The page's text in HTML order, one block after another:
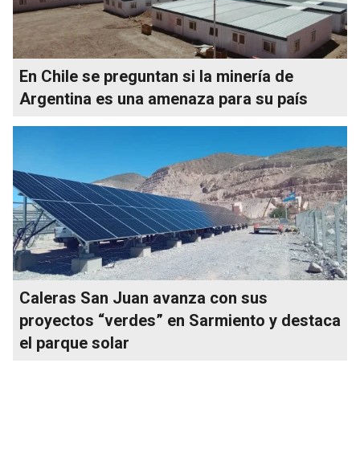
En Chile se preguntan si la minería de
Argentina es una amenaza para su país
Caleras San Juan avanza con sus
proyectos “verdes” en Sarmiento y destaca
el parque solar